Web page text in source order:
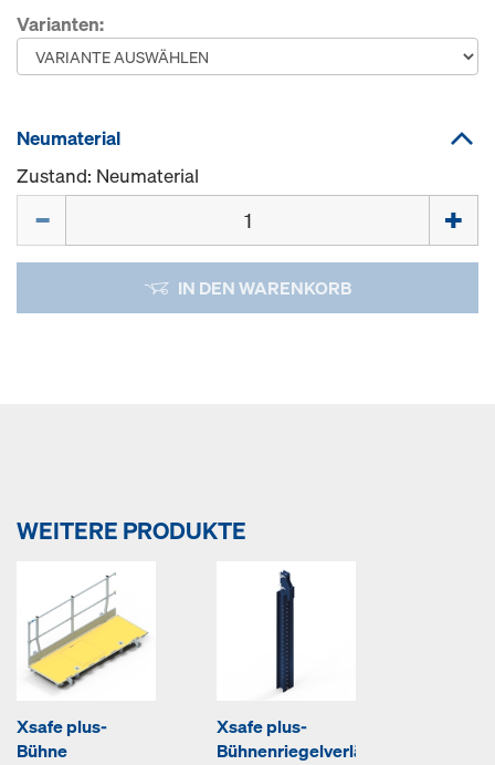
Varianten:
Neumaterial
Zustand: Neumaterial
IN DEN WARENKORB
WEITERE PRODUKTE
Xsafe plus-
Bühne
Xsafe plus-
Bühnenriegelverlängerung